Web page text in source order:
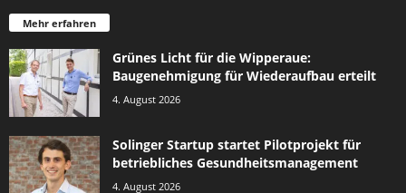
Mehr erfahren
Grünes Licht für die Wipperaue:
Baugenehmigung für Wiederaufbau erteilt
4. August 2026
Solinger Startup startet Pilotprojekt für
betriebliches Gesundheitsmanagement
4. August 2026